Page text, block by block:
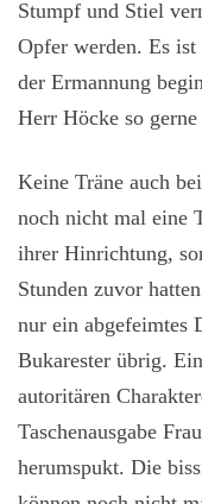
Stumpf und Stiel
Opfer werden. Es
der Ermannung
Herr Höcke so
Keine Träne auch
noch nicht mal eine
ihrer Hinrichtung,
Stunden zuvor
nur ein abgefeimtes
Bukarester übrig.
autoritären
Taschenausgabe
herumspukt. Die